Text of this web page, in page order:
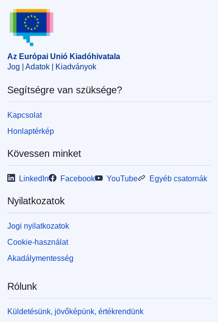
Az Európai Unió Kiadóhivatala
Az Európai Unió Kiadóhivatala
Jog | Adatok | Kiadványok
Segítségre van szüksége?
Kapcsolat
Honlaptérkép
Kövessen minket
LinkedIn Facebook YouTube Egyéb csatornák
Nyilatkozatok
Jogi nyilatkozatok
Cookie-használat
Akadálymentesség
Rólunk
Küldetésünk, jövőképünk, értékrendünk